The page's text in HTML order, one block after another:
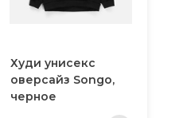
Худи унисекс
оверсайз Songo,
черное